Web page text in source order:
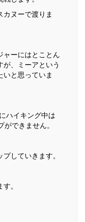
ヌーで渡りま
ャーにはとことん
、ミーアという
と思っていま
ハイキング中は
できません。
していきます。
。